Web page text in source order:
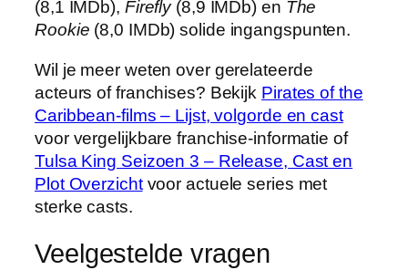
(8,1 IMDb), Firefly(8,9 IMDb) en The
Rookie (8,0 IMDb) solide ingangspunten.
Wil je meer weten over gerelateerde
acteurs of franchises? Bekijk Pirates of the
Caribbean-films – Lijst, volgorde en cast
voor vergelijkbare franchise-informatie of
Tulsa King Seizoen 3 – Release, Cast en
Plot Overzichtvoor actuele series met
sterke casts.
Veelgestelde vragen